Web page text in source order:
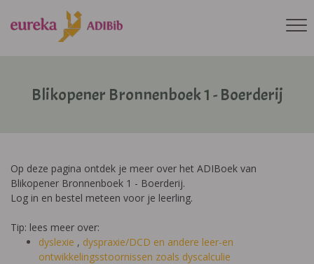
Blikopener Bronnenboek 1 - Boerderij
Op deze pagina ontdek je meer over het ADIBoek van
Blikopener Bronnenboek 1 - Boerderij.
Log in en bestel meteen voor je leerling.
Tip: lees meer over:
dyslexie , dyspraxie/DCD en andere leer-en
ontwikkelingsstoornissen zoals dyscalculie